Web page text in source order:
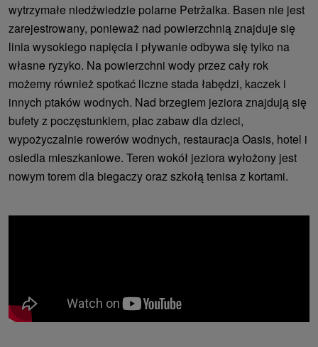
wytrzymałe niedźwiedzie polarne Petržalka. Basen nie jest
zarejestrowany, ponieważ nad powierzchnią znajduje się
linia wysokiego napięcia i pływanie odbywa się tylko na
własne ryzyko. Na powierzchni wody przez cały rok
możemy również spotkać liczne stada łabędzi, kaczek i
innych ptaków wodnych. Nad brzegiem jeziora znajdują się
bufety z poczęstunkiem, plac zabaw dla dzieci,
wypożyczalnie rowerów wodnych, restauracja Oasis, hotel i
osiedla mieszkaniowe. Teren wokół jeziora wyłożony jest
nowym torem dla biegaczy oraz szkołą tenisa z kortami.